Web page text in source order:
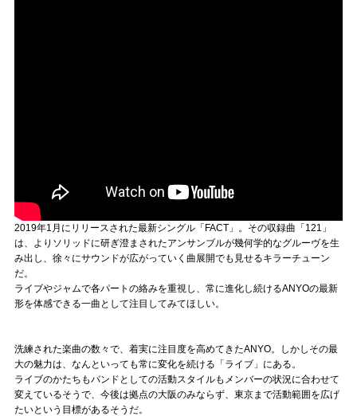
2019年1月にリリースされた最新シングル「FACT」。その収録曲「121」
は、よりソリッドに研ぎ澄まされたアンサンブルが幾何学的なグルーヴを生
み出し、徐々にサウンドが広がっていく曲展開でも見せるキラーチューン
だ。
ライブやジャムで各パートの絡みを重視し、常に進化し続けるANYOの最新
形を体感できる一曲として注目してみてほしい。
洗練された楽曲の数々で、着実に注目度を高めてきたANYO。しかしその最
大の魅力は、なんといっても常に変化を続ける「ライブ」にある。
ライブのかたちもバンドとしての活動スタイルもメンバーの状況に合わせて
変えているそうで、今後は拠点の大阪のみならず、東京まで活動範囲を広げ
たいという目標があるそうだ。